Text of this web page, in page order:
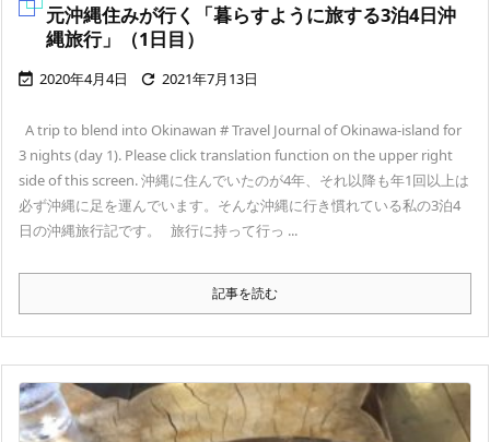
元沖縄住みが行く「暮らすように旅する3泊4日沖
縄旅行」（1日目）
 2020年4月4日  2021年7月13日
A trip to blend into Okinawan # Travel Journal of Okinawa-island for
3 nights (day 1). Please click translation function on the upper right
side of this screen. 沖縄に住んでいたのが4年、それ以降も年1回以上は
必ず沖縄に足を運んでいます。そんな沖縄に行き慣れている私の3泊4
日の沖縄旅行記です。 旅行に持って行っ ...
記事を読む